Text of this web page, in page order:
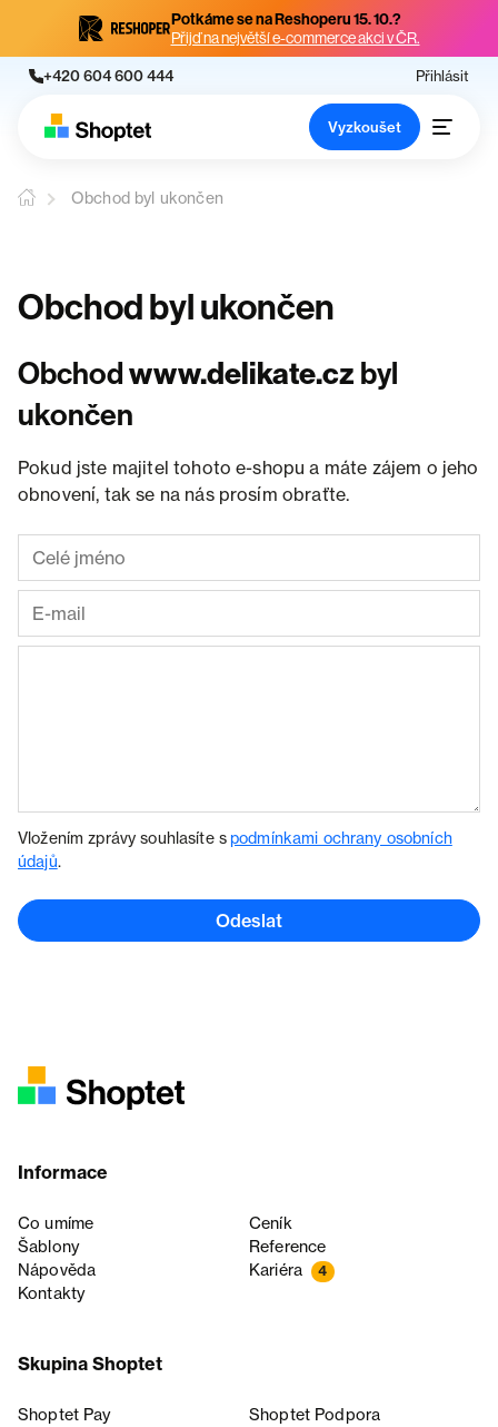
Potkáme se na Reshoperu 15. 10.?
Přijď na největší e-commerce akci v ČR.
+420 604 600 444 Přihlásit
Vyzkoušet
Obchod byl ukončen
Obchod byl ukončen
Obchodwww.delikate.cz byl
ukončen
Pokud jste majitel tohoto e-shopu a máte zájem o jeho
obnovení, tak se na nás prosím obraťte.
Vložením zprávy souhlasíte spodmínkami ochrany osobních
údajů.
Odeslat
Informace
Co umíme
Ceník
Šablony
Reference
Nápověda
Kariéra 4
Kontakty
Skupina Shoptet
Shoptet Pay
Shoptet Podpora